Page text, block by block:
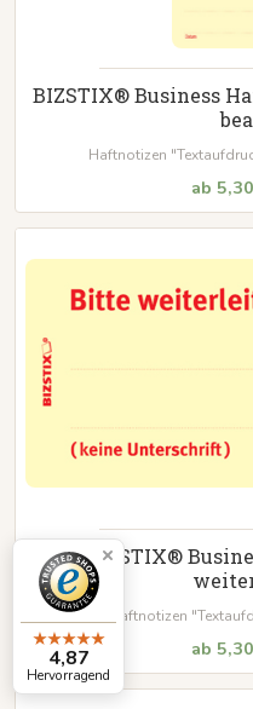
BIZSTIX® Business
Haftnotizen
ab
BIZSTIX®
Haftnotizen
ab
4,87
Hervorragend